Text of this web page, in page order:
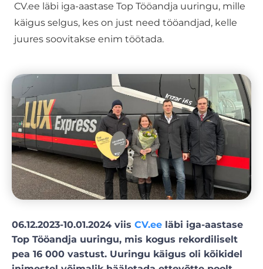
CV.ee läbi iga-aastase Top Tööandja uuringu, mille
käigus selgus, kes on just need tööandjad, kelle
juures soovitakse enim töötada.
06.12.2023-10.01.2024 viis CV.ee läbi iga-aastase
Top Tööandja uuringu, mis kogus rekordiliselt
pea 16 000 vastust. Uuringu käigus oli kõikidel